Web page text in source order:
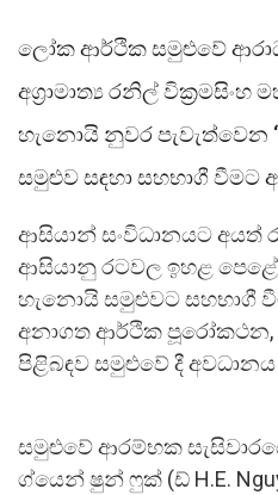
ලෝක ආර්ථික සමුළුවේ
අග්‍රාමාත්‍ය රනිල් වික්‍රමසිංහ
හැනොයි නුවර පැවැත්වෙන
සමුළුව සඳහා සහභාගී වීමට
ආසියාන් සංවිධානයට අයත්
ආසියානු රටවල ඉහළ
හැනොයි සමුළුවට සහභාගී
අනාගත ආර්ථික පූරෝකථන,
පිළිබඳව සමුළුවේ දී
සමුළුවේ ආරම්භක
ග්යෙන් ෂුන් ෆුක් (ඩ් H.E.